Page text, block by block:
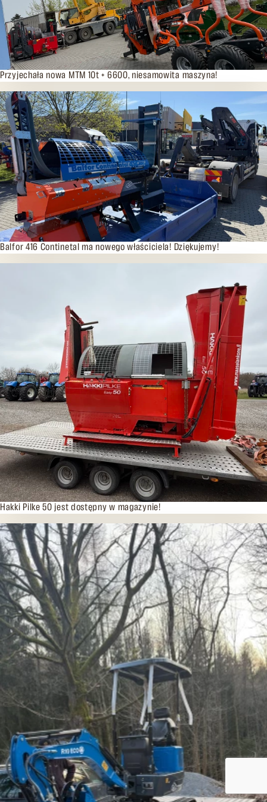
16.04.2026
Przyjechała nowa MTM 10t + 6600, niesamowita maszyna!
08.04.2026
Balfor 416 Continetal ma nowego właściciela! Dziękujemy!
03.04.2026
Hakki Pilke 50 jest dostępny w magazynie!